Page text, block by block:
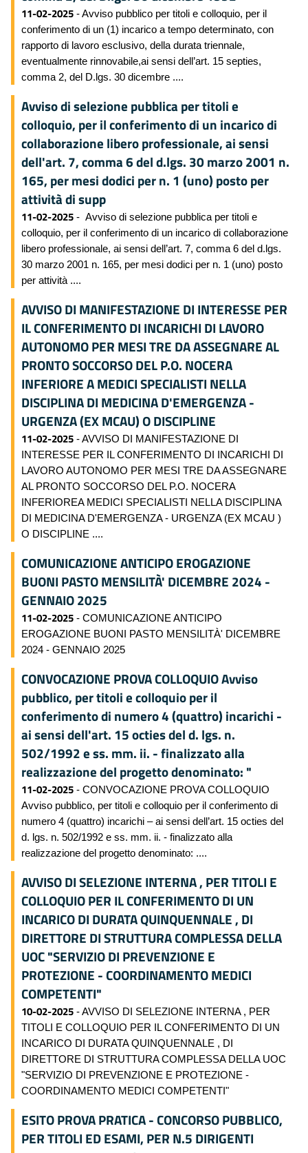
11-02-2025 - Avviso pubblico per titoli e colloquio, per il
conferimento di un (1) incarico a tempo determinato, con
rapporto di lavoro esclusivo, della durata triennale,
eventualmente rinnovabile,ai sensi dell’art. 15 septies,
comma 2, del D.lgs. 30 dicembre ....
Avviso di selezione pubblica per titoli e
colloquio, per il conferimento di un incarico di
collaborazione libero professionale, ai sensi
dell'art. 7, comma 6 del d.lgs. 30 marzo 2001 n.
165, per mesi dodici per n. 1 (uno) posto per
attività di supp
11-02-2025 - Avviso di selezione pubblica per titoli e
colloquio, per il conferimento di un incarico di collaborazione
libero professionale, ai sensi dell’art. 7, comma 6 del d.lgs.
30 marzo 2001 n. 165, per mesi dodici per n. 1 (uno) posto
per attività ....
AVVISO DI MANIFESTAZIONE DI INTERESSE PER
IL CONFERIMENTO DI INCARICHI DI LAVORO
AUTONOMO PER MESI TRE DA ASSEGNARE AL
PRONTO SOCCORSO DEL P.O. NOCERA
INFERIORE A MEDICI SPECIALISTI NELLA
DISCIPLINA DI MEDICINA D'EMERGENZA -
URGENZA (EX MCAU) O DISCIPLINE
11-02-2025 - AVVISO DI MANIFESTAZIONE DI
INTERESSE PER IL CONFERIMENTO DI INCARICHI DI
LAVORO AUTONOMO PER MESI TRE DA ASSEGNARE
AL PRONTO SOCCORSO DEL P.O. NOCERA
INFERIOREA MEDICI SPECIALISTI NELLA DISCIPLINA
DI MEDICINA D'EMERGENZA - URGENZA (EX MCAU )
O DISCIPLINE ....
COMUNICAZIONE ANTICIPO EROGAZIONE
BUONI PASTO MENSILITÀ' DICEMBRE 2024 -
GENNAIO 2025
11-02-2025 - COMUNICAZIONE ANTICIPO
EROGAZIONE BUONI PASTO MENSILITÀ' DICEMBRE
2024 - GENNAIO 2025
CONVOCAZIONE PROVA COLLOQUIO Avviso
pubblico, per titoli e colloquio per il
conferimento di numero 4 (quattro) incarichi -
ai sensi dell'art. 15 octies del d. lgs. n.
502/1992 e ss. mm. ii. - finalizzato alla
realizzazione del progetto denominato: "
11-02-2025 - CONVOCAZIONE PROVA COLLOQUIO
Avviso pubblico, per titoli e colloquio per il conferimento di
numero 4 (quattro) incarichi – ai sensi dell’art. 15 octies del
d. lgs. n. 502/1992 e ss. mm. ii. - finalizzato alla
realizzazione del progetto denominato: ....
AVVISO DI SELEZIONE INTERNA , PER TITOLI E
COLLOQUIO PER IL CONFERIMENTO DI UN
INCARICO DI DURATA QUINQUENNALE , DI
DIRETTORE DI STRUTTURA COMPLESSA DELLA
UOC "SERVIZIO DI PREVENZIONE E
PROTEZIONE - COORDINAMENTO MEDICI
COMPETENTI"
10-02-2025 - AVVISO DI SELEZIONE INTERNA , PER
TITOLI E COLLOQUIO PER IL CONFERIMENTO DI UN
INCARICO DI DURATA QUINQUENNALE , DI
DIRETTORE DI STRUTTURA COMPLESSA DELLA UOC
"SERVIZIO DI PREVENZIONE E PROTEZIONE -
COORDINAMENTO MEDICI COMPETENTI"
ESITO PROVA PRATICA - CONCORSO PUBBLICO,
PER TITOLI ED ESAMI, PER N.5 DIRIGENTI